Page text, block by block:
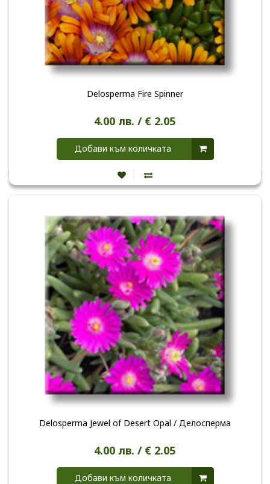
Delosperma Fire Spinner
4.00 лв. / € 2.05
Добави към количката
Delosperma Jewel of Desert Opal / Делосперма
4.00 лв. / € 2.05
Добави към количката